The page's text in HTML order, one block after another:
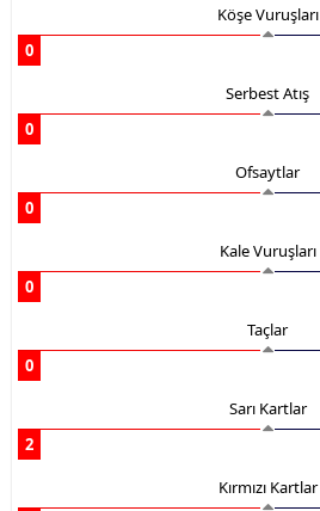
Köşe Vuruşları
0
Serbest Atış
0
Ofsaytlar
0
Kale Vuruşları
0
Taçlar
0
Sarı Kartlar
2
Kırmızı Kartlar